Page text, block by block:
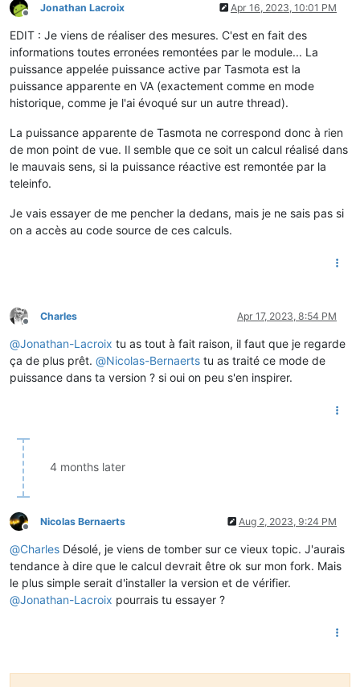
Offline
Jonathan Lacroix Apr 16, 2023, 10:01 PM
EDIT : Je viens de réaliser des mesures. C'est en fait des
informations toutes erronées remontées par le module... La
puissance appelée puissance active par Tasmota est la
puissance apparente en VA (exactement comme en mode
historique, comme je l'ai évoqué sur un autre thread).
La puissance apparente de Tasmota ne correspond donc à rien
de mon point de vue. Il semble que ce soit un calcul réalisé dans
le mauvais sens, si la puissance réactive est remontée par la
teleinfo.
Je vais essayer de me pencher la dedans, mais je ne sais pas si
on a accès au code source de ces calculs.
Offline
Charles Apr 17, 2023, 8:54 PM
@Jonathan-Lacroix tu as tout à fait raison, il faut que je regarde
ça de plus prêt. @Nicolas-Bernaerts tu as traité ce mode de
puissance dans ta version ? si oui on peu s'en inspirer.
4 months later
Offline
Nicolas Bernaerts Aug 2, 2023, 9:24 PM
@Charles Désolé, je viens de tomber sur ce vieux topic. J'aurais
tendance à dire que le calcul devrait être ok sur mon fork. Mais
le plus simple serait d'installer la version et de vérifier.
@Jonathan-Lacroix pourrais tu essayer ?